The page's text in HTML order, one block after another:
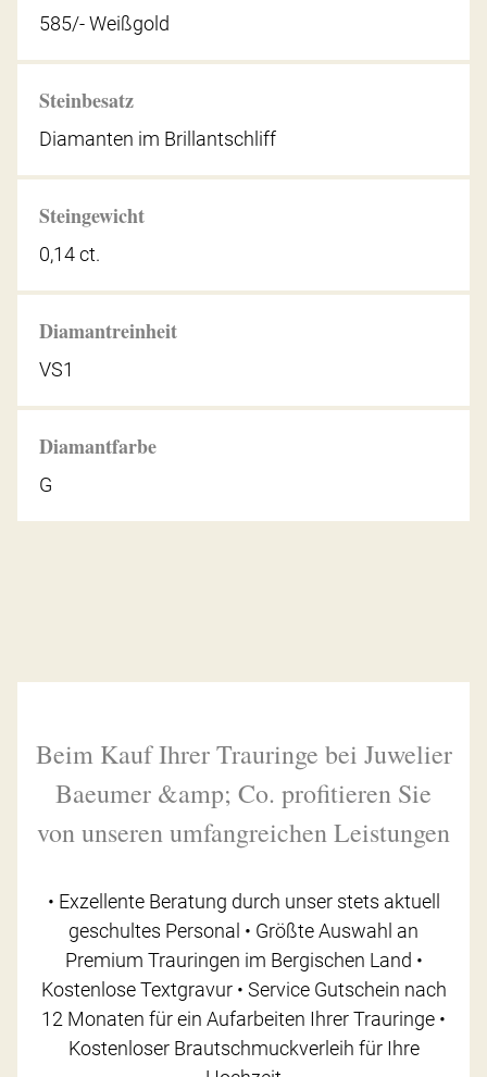
585/- Weißgold
Steinbesatz
Diamanten im Brillantschliff
Steingewicht
0,14 ct.
Diamantreinheit
VS1
Diamantfarbe
G
Beim Kauf Ihrer Trauringe bei Juwelier
Baeumer &amp; Co. profitieren Sie
von unseren umfangreichen Leistungen
• Exzellente Beratung durch unser stets aktuell
geschultes Personal • Größte Auswahl an
Premium Trauringen im Bergischen Land •
Kostenlose Textgravur • Service Gutschein nach
12 Monaten für ein Aufarbeiten Ihrer Trauringe •
Kostenloser Brautschmuckverleih für Ihre